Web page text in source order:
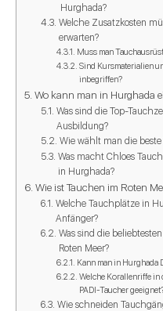
Hurghada?
Welche Zusatzkosten
erwarten?
Muss man
Sind Kursmaterialien
inbegriffen?
Wo kann man in Hurghada
Was sind die Top-
Ausbildung?
Wie wählt man die
Was macht Chloes
in Hurghada?
Wie ist Tauchen im Roten
Welche Tauchplätze in
Anfänger?
Was sind die
Roten Meer?
Kann man in Hurghada
Welche Korallenriffe in
PADI-Taucher
Wie schneiden